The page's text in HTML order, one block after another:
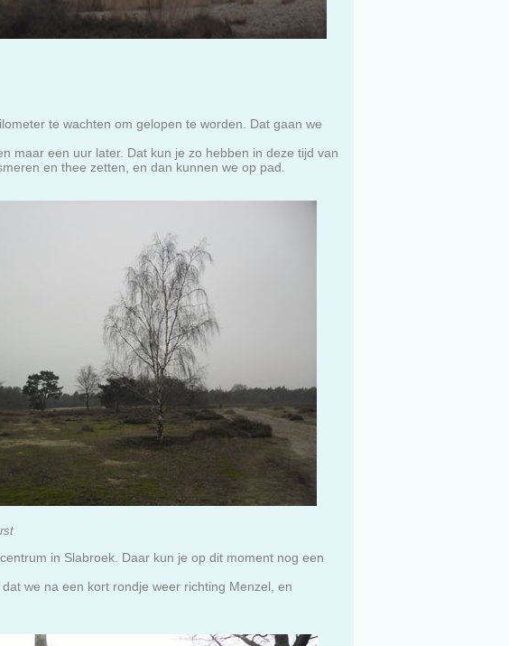
te wachten om gelopen te worden. Dat gaan we
maar een uur later. Dat kun je zo hebben in deze tijd van
en thee zetten, en dan kunnen we op pad.
in Slabroek. Daar kun je op dit moment nog een
we na een kort rondje weer richting Menzel, en